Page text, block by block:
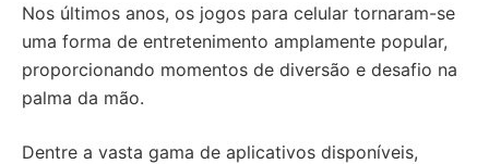
Nos últimos anos, os jogos para celular tornaram-se
uma forma de entretenimento amplamente popular,
proporcionando momentos de diversão e desafio na
palma da mão.
Dentre a vasta gama de aplicativos disponíveis,